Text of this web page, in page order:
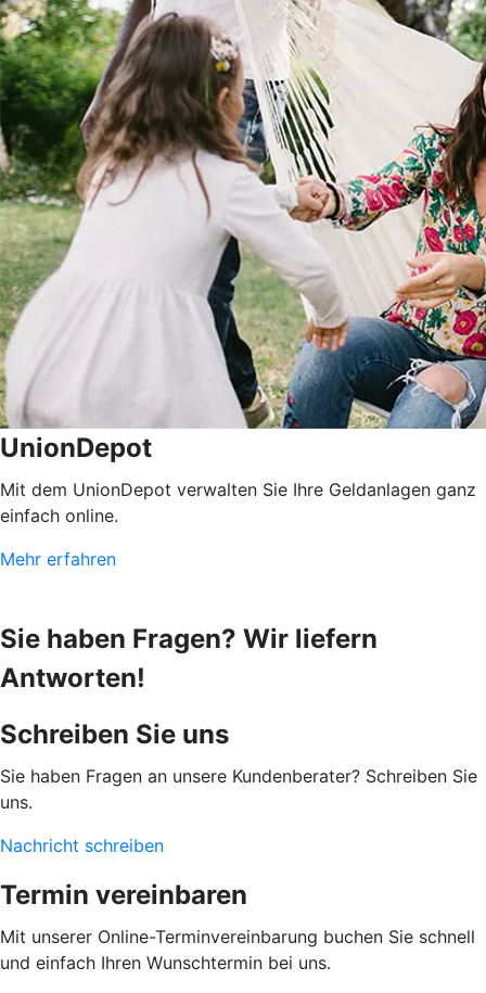
UnionDepot
Mit dem UnionDepot verwalten Sie Ihre Geldanlagen ganz
einfach online.
Mehr erfahren
Sie haben Fragen? Wir liefern
Antworten!
Schreiben Sie uns
Sie haben Fragen an unsere Kundenberater? Schreiben Sie
uns.
Nachricht schreiben
Termin vereinbaren
Mit unserer Online-Terminvereinbarung buchen Sie schnell
und einfach Ihren Wunschtermin bei uns.